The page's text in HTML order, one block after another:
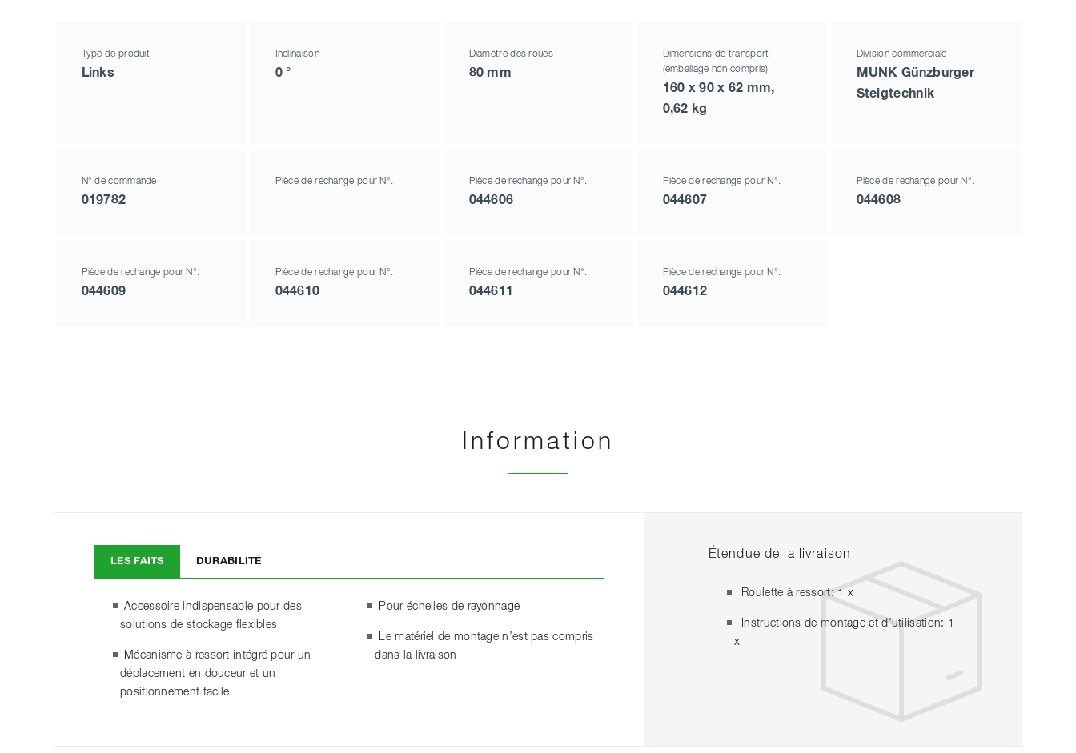
Type de produit
Links
Inclinaison
0 °
Diamètre des roues
80 mm
Dimensions de transport
(emballage non compris)
160 x 90 x 62 mm,
0,62 kg
Division commerciale
MUNK Günzburger
Steigtechnik
N° de commande
019782
Pièce de rechange pour N°. Pièce de rechange pour N°.
044606
Pièce de rechange pour N°.
044607
Pièce de rechange pour N°.
044608
Pièce de rechange pour N°.
044609
Pièce de rechange pour N°.
044610
Pièce de rechange pour N°.
044611
Pièce de rechange pour N°.
044612
Information
LES FAITS DURABILITÉ
Accessoire indispensable pour des
solutions de stockage flexibles
Mécanisme à ressort intégré pour un
déplacement en douceur et un
positionnement facile
Pour échelles de rayonnage
Le matériel de montage n’est pas compris
dans la livraison
Étendue de la livraison
Roulette à ressort: 1 x
Instructions de montage et d’utilisation: 1
x